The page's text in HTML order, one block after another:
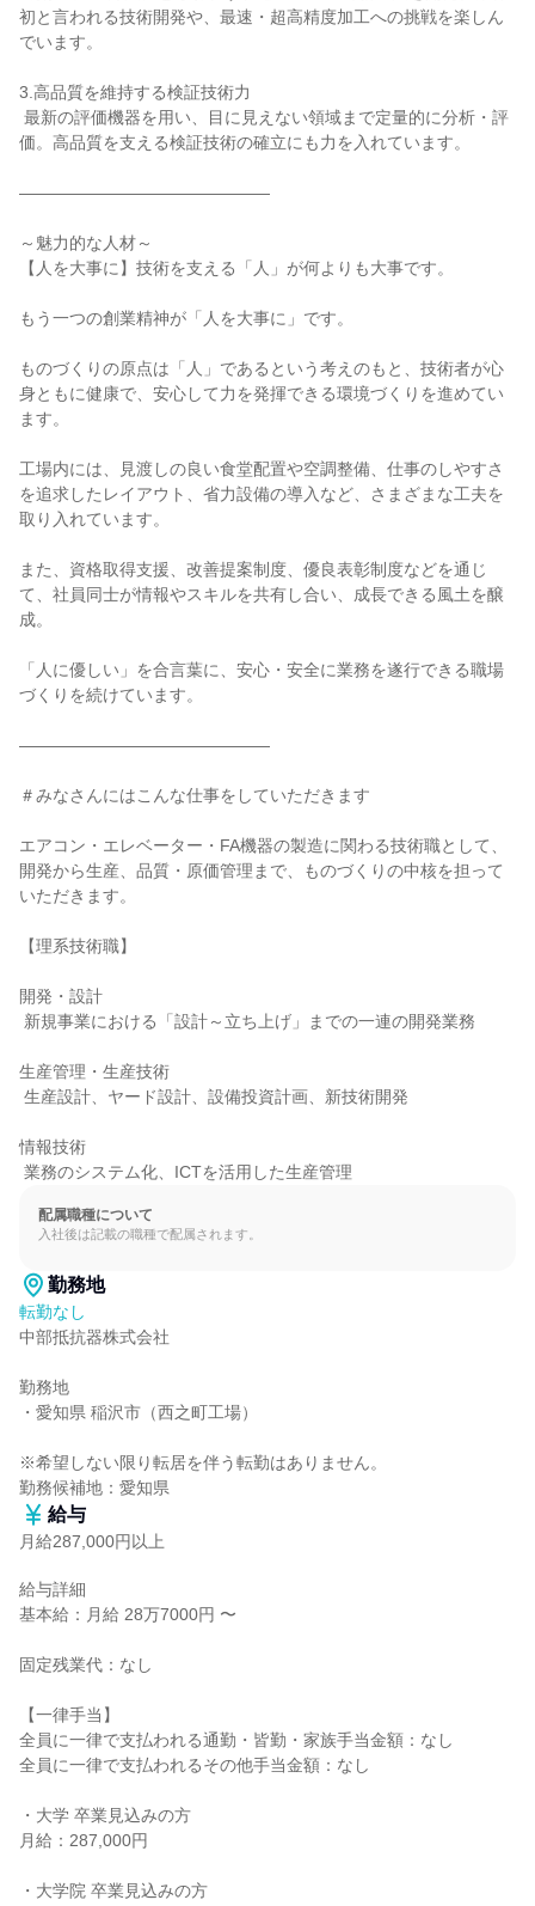
初と言われる技術開発や、最速・超高精度加工への挑戦を楽しん
でいます。
3.高品質を維持する検証技術力
価。高品質を支える検証技術の確立にも力を入れています。
―――――――――――――――
～魅力的な人材～
【人を大事に】技術を支える「人」が何よりも大事です。
もう一つの創業精神が「人を大事に」です。
ものづくりの原点は「人」であるという考えのもと、技術者が心
身ともに健康で、安心して力を発揮できる環境づくりを進めてい
ます。
工場内には、見渡しの良い食堂配置や空調整備、仕事のしやすさ
を追求したレイアウト、省力設備の導入など、さまざまな工夫を
取り入れています。
また、資格取得支援、改善提案制度、優良表彰制度などを通じ
て、社員同士が情報やスキルを共有し合い、成長できる風土を醸
成。
「人に優しい」を合言葉に、安心・安全に業務を遂行できる職場
づくりを続けています。
―――――――――――――――
＃みなさんにはこんな仕事をしていただきます
エアコン・エレベーター・FA機器の製造に関わる技術職として、
開発から生産、品質・原価管理まで、ものづくりの中核を担って
いただきます。
【理系技術職】
開発・設計
生産管理・生産技術
情報技術
業務のシステム化、ICTを活用した生産管理
配属職種について
入社後は記載の職種で配属されます。
勤務地
転勤なし
中部抵抗器株式会社
勤務地
・愛知県 稲沢市（西之町工場）
※希望しない限り転居を伴う転勤はありません。
勤務候補地：愛知県
給与
月給287,000円以上
給与詳細
基本給：月給 28万7000円 〜
固定残業代：なし
【一律手当】
全員に一律で支払われる通勤・皆勤・家族手当金額：なし
全員に一律で支払われるその他手当金額：なし
・大学 卒業見込みの方
月給：287,000円
・大学院 卒業見込みの方